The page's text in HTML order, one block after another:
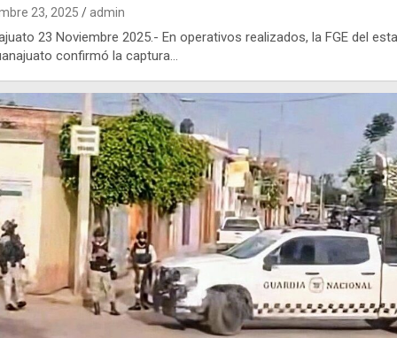
23, 2025 admin
23 Noviembre 2025.- En operativos realizados, la FGE del
confirmó la captura…